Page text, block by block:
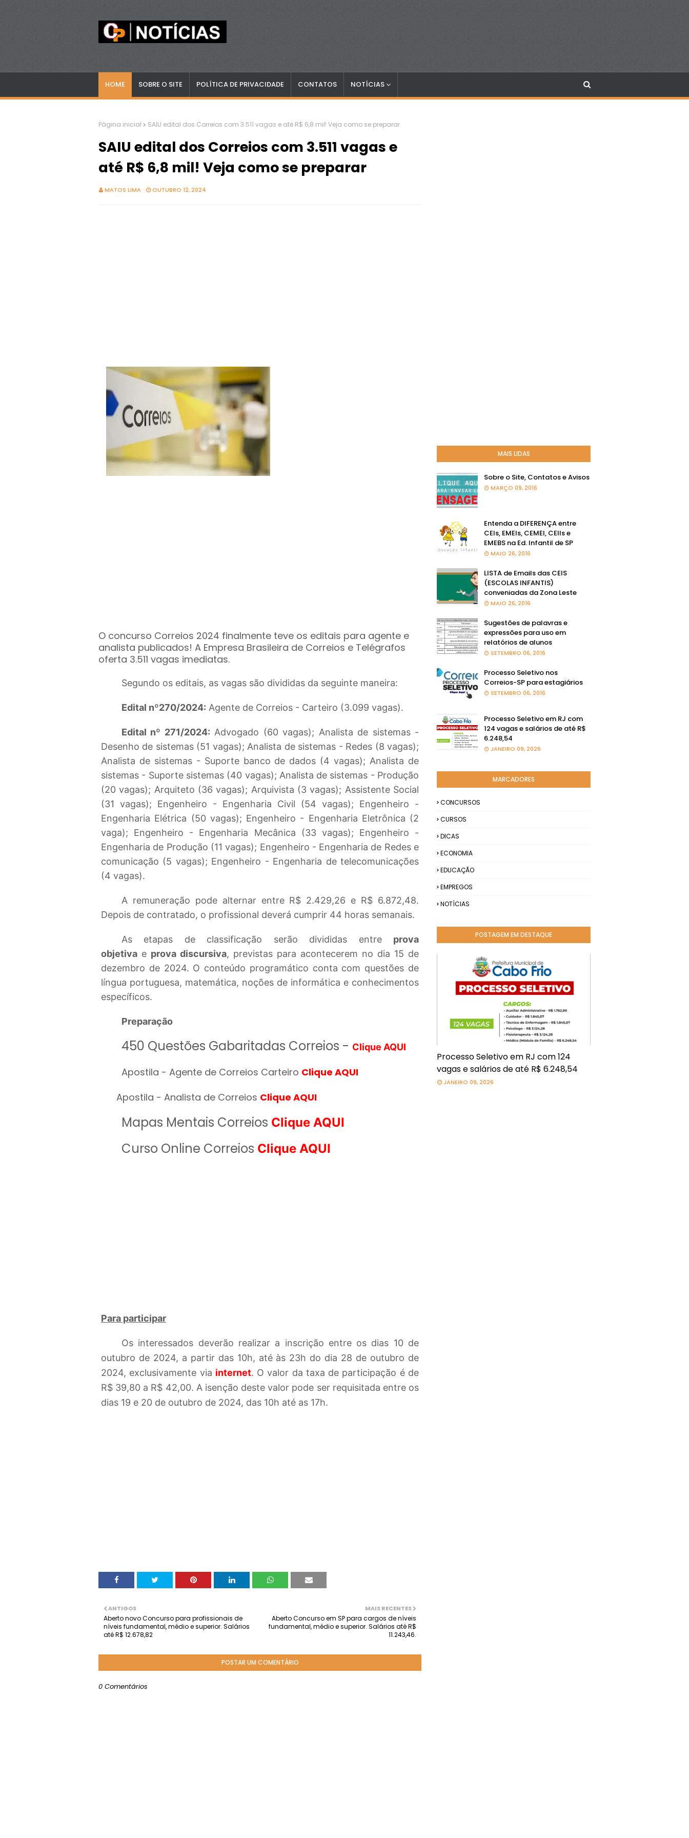
HOME SOBRE O SITE POLÍTICA DE PRIVACIDADE CONTATOS NOTÍCIAS
Página inicial SAIU edital dos Correios com 3.511 vagas e até R$ 6,8 mil! Veja como se preparar
SAIU edital dos Correios com 3.511 vagas e
até R$ 6,8 mil! Veja como se preparar
MATOS LIMA OUTUBRO 12, 2024
O concurso Correios 2024 finalmente teve os editais para agente e
analista publicados! A Empresa Brasileira de Correios e Telégrafos
oferta 3.511 vagas imediatas.
Segundo os editais, as vagas são divididas da seguinte maneira:
Edital nº270/2024: Agente de Correios - Carteiro (3.099 vagas).
Edital nº 271/2024: Advogado (60 vagas); Analista de sistemas -
Desenho de sistemas (51 vagas); Analista de sistemas - Redes (8 vagas);
Analista de sistemas - Suporte banco de dados (4 vagas); Analista de
sistemas - Suporte sistemas (40 vagas); Analista de sistemas - Produção
(20 vagas); Arquiteto (36 vagas); Arquivista (3 vagas); Assistente Social
(31 vagas); Engenheiro - Engenharia Civil (54 vagas); Engenheiro -
Engenharia Elétrica (50 vagas); Engenheiro - Engenharia Eletrônica (2
vaga); Engenheiro - Engenharia Mecânica (33 vagas); Engenheiro -
Engenharia de Produção (11 vagas); Engenheiro - Engenharia de Redes e
comunicação (5 vagas); Engenheiro - Engenharia de telecomunicações
(4 vagas).
A remuneração pode alternar entre R$ 2.429,26 e R$ 6.872,48.
Depois de contratado, o profissional deverá cumprir 44 horas semanais.
As etapas de classificação serão divididas entre prova
objetiva e prova discursiva, previstas para acontecerem no dia 15 de
dezembro de 2024. O conteúdo programático conta com questões de
língua portuguesa, matemática, noções de informática e conhecimentos
específicos.
Preparação
450 Questões Gabaritadas Correios - Clique AQUI
Apostila - Agente de Correios Carteiro Clique AQUI
Apostila - Analista de Correios Clique AQUI
Mapas Mentais Correios Clique AQUI
Curso Online Correios Clique AQUI
Para participar
Os interessados deverão realizar a inscrição entre os dias 10 de
outubro de 2024, a partir das 10h, até às 23h do dia 28 de outubro de
2024, exclusivamente via internet. O valor da taxa de participação é de
R$ 39,80 a R$ 42,00. A isenção deste valor pode ser requisitada entre os
dias 19 e 20 de outubro de 2024, das 10h até as 17h.
MAIS RECENTES
Aberto Concurso em SP para cargos de níveis
fundamental, médio e superior. Salários até R$
11.243,46.
ANTIGOS
Aberto novo Concurso para profissionais de
níveis fundamental, médio e superior. Salários
até R$ 12.678,82
POSTAR UM COMENTÁRIO
0 Comentários
MAIS LIDAS
Sobre o Site, Contatos e Avisos
MARÇO 09, 2016
Entenda a DIFERENÇA entre
CEIs, EMEIs, CEMEI, CEIIs e
EMEBS na Ed. Infantil de SP
MAIO 26, 2016
LISTA de Emails das CEIS
(ESCOLAS INFANTIS)
conveniadas da Zona Leste
MAIO 26, 2016
Sugestões de palavras e
expressões para uso em
relatórios de alunos
SETEMBRO 06, 2016
Processo Seletivo nos
Correios-SP para estagiários
SETEMBRO 06, 2016
Processo Seletivo em RJ com
124 vagas e salários de até R$
6.248,54
JANEIRO 09, 2026
MARCADORES
CONCURSOS
CURSOS
DICAS
ECONOMIA
EDUCAÇÃO
EMPREGOS
NOTÍCIAS
POSTAGEM EM DESTAQUE
Processo Seletivo em RJ com 124
vagas e salários de até R$ 6.248,54
JANEIRO 09, 2026